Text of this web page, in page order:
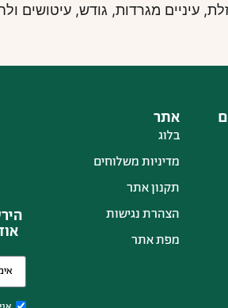
עיניים מגרדות, גודש, עיטושים
אתר
בלוג
מדיניות משלוחים
תקנון אתר
הצהרת נגישות
מפת אתר